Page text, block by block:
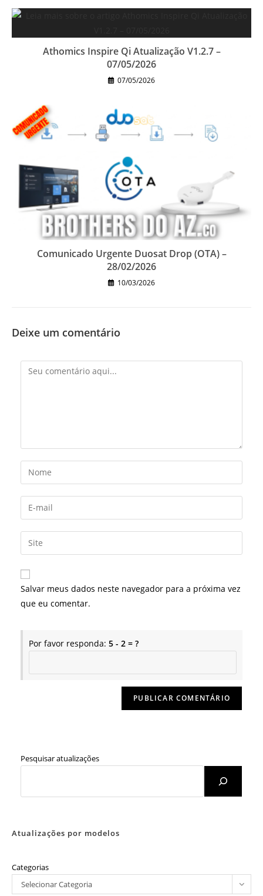
Athomics Inspire Qi Atualização V1.2.7 –
07/05/2026
07/05/2026
Comunicado Urgente Duosat Drop (OTA) –
28/02/2026
10/03/2026
Deixe um comentário
Comentário
Digite
seu
nome
ou
de
usuário
para
comentar
Digite
seu
endereço
de
mail
para
comentar
Digite
o
URL
do
site
Salvar meus dados neste navegador para a próxima vez
que eu comentar.
Por favor responda: 5 - 2 = ?
Pesquisar atualizações
Atualizações por modelos
Categorias
Selecionar Categoria